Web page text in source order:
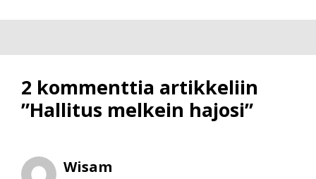
2 kommenttia artikkeliin
”Hallitus melkein hajosi”
Wisam